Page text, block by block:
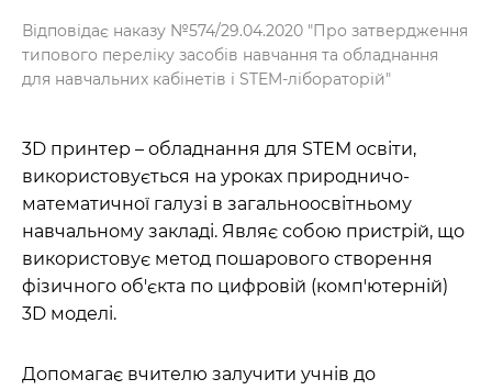
Відповідає наказу №574/29.04.2020 "Про затвердження
типового переліку засобів навчання та обладнання
для навчальних кабінетів і STEM-лібораторій"
3D принтер – обладнання для STEM освіти,
використовується на уроках природничо-
математичної галузі в загальноосвітньому
навчальному закладі. Являє собою пристрій, що
використовує метод пошарового створення
фізичного об'єкта по цифровій (комп'ютерній)
3D моделі.
Допомагає вчителю залучити учнів до